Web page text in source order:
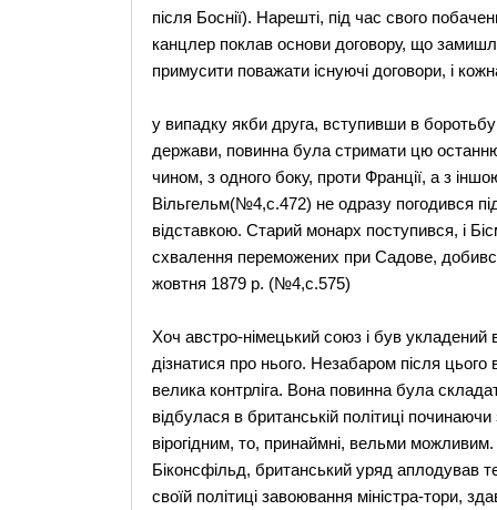
після Боснії). Нарешті, під час свого
канцлер поклав основи договору, що
примусити поважати існуючі договори, і
у випадку якби друга, вступивши в
держави, повинна була стримати цю
чином, з одного боку, проти Франції, а з
Вільгельм(№4,с.472) не одразу погодився
відставкою. Старий монарх поступився, і
схвалення переможених при Садове,
жовтня 1879 р. (№4,с.575)
Хоч австро-німецький союз і був укладений
дізнатися про нього. Незабаром після
велика контрліга. Вона повинна була
відбулася в британській політиці
вірогідним, то, принаймні, вельми
Біконсфільд, британський уряд аплодував
своїй політиці завоювання міністра-тори,